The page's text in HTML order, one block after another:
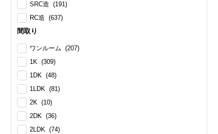
SRC造 (191)
RC造 (637)
間取り
ワンルーム (207)
1K (309)
1DK (48)
1LDK (81)
2K (10)
2DK (36)
2LDK (74)